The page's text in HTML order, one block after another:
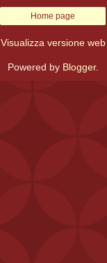
Home page
Visualizza versione web
Powered by Blogger.